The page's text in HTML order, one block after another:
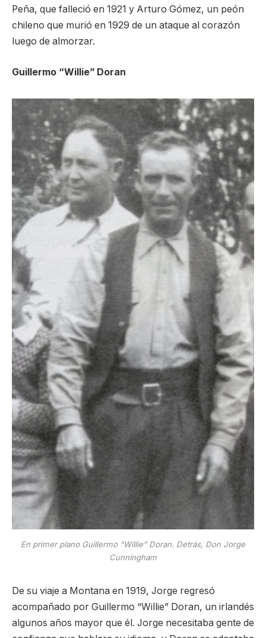
Peña, que falleció en 1921 y Arturo Gómez, un peón
chileno que murió en 1929 de un ataque al corazón
luego de almorzar.
Guillermo “Willie” Doran
En primer plano Guillermo “Willie” Doran. Detrás, Don Jorge
Cunningham
De su viaje a Montana en 1919, Jorge regresó
acompañado por Guillermo “Willie” Doran, un irlandés
algunos años mayor que él. Jorge necesitaba gente de